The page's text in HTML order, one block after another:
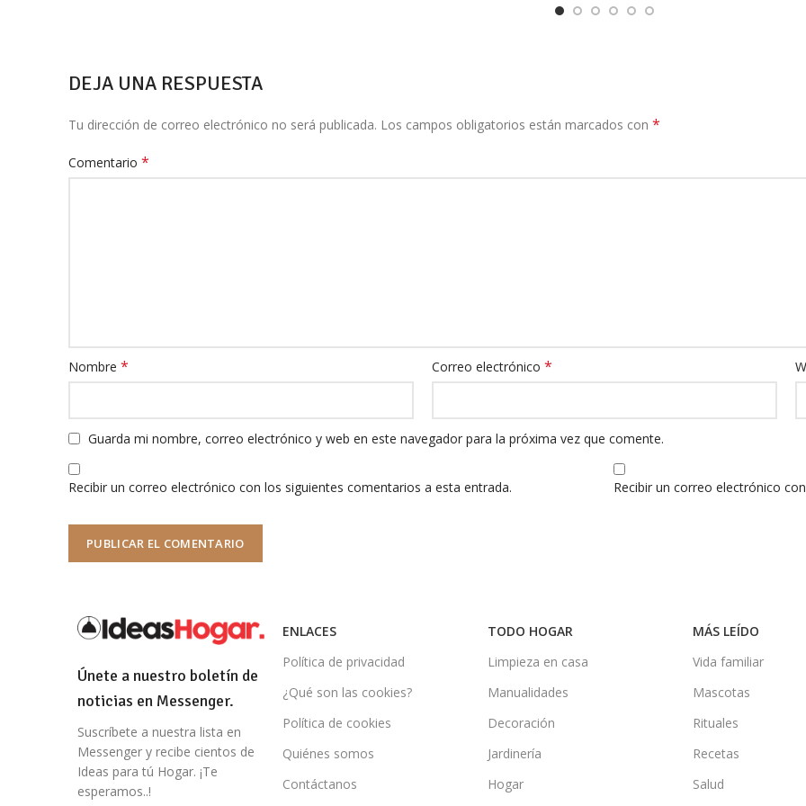
DEJA UNA RESPUESTA
Tu dirección de correo electrónico no será publicada. Los campos obligatorios están marcados con *
Comentario *
Nombre * Correo electrónico *
Guarda mi nombre, correo electrónico y web en este navegador para la próxima vez que comente.
Recibir un correo electrónico con los siguientes comentarios a esta entrada. Recibir un correo electrónico
Únete a nuestro boletín de
noticias en Messenger.
Suscríbete a nuestra lista en
Messenger y recibe cientos de
Ideas para tú Hogar. ¡Te
esperamos..!
ENLACES
Política de privacidad
¿Qué son las cookies?
Política de cookies
Quiénes somos
Contáctanos
TODO HOGAR
Limpieza en casa
Manualidades
Decoración
Jardinería
Hogar
MÁS LEÍDO
Vida familiar
Mascotas
Rituales
Recetas
Salud